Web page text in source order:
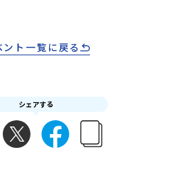
の解除：100％・催行中止について天候な
よくあるご質問その他、よくあるご質問
・教育魅力化プラットフォーム＞「意志
能な地域・社会をつくる」というビジョ
３日以内に回答いただき、確認フォーム
させていただきます。当選確認フォーム
公式LINEよりご連絡をお願いします。※
、通知メールをお受け取りいただけませ
」からのメールを受信できるよう
※結果に関する個別のお問合せにはお答
ント一覧に戻る
シェアする